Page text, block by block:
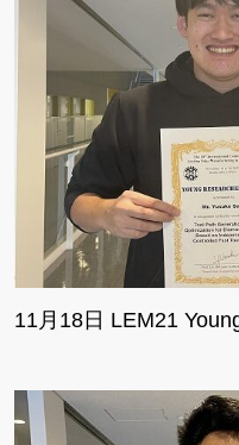
11月18日 LEM21